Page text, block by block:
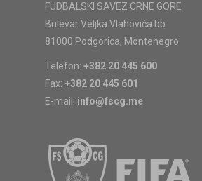
FUDBALSKI SAVEZ CRNE GORE
Bulevar Veljka Vlahovića bb
81000 Podgorica, Montenegro
Telefon: +382 20 445 600
Fax: +382 20 445 601
E-mail: info@fscg.me